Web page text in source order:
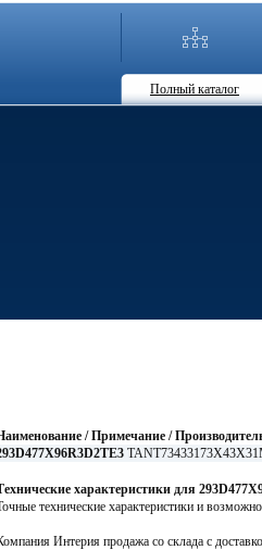
Полный каталог
/ Примечание /
характеристики для
технические характеристики и
Интерия продажа со склада с